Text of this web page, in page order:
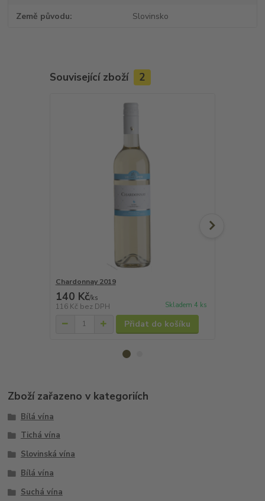
Země původu Slovinsko
Související zboží 2
Chardonnay 2019
140 Kč/ks
116 Kč bez DPH Skladem 4 ks
Přidat do košíku
Zboží zařazeno v kategoriích
Bílá vína
Tichá vína
Slovinská vína
Bílá vína
Suchá vína